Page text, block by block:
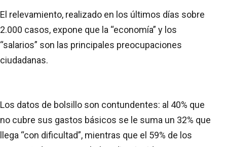
El relevamiento, realizado en los últimos días sobre
2.000 casos, expone que la “economía” y los
“salarios” son las principales preocupaciones
ciudadanas.
Los datos de bolsillo son contundentes: al 40% que
no cubre sus gastos básicos se le suma un 32% que
llega “con dificultad”, mientras que el 59% de los